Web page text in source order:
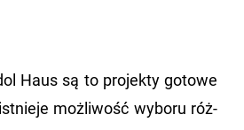
Haus są to pro­jek­ty go­to­we
moż­li­wość wy­bo­ru róż­